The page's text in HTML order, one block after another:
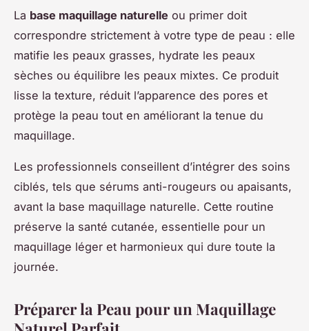
La base maquillage naturelle ou primer doit
correspondre strictement à votre type de peau : elle
matifie les peaux grasses, hydrate les peaux
sèches ou équilibre les peaux mixtes. Ce produit
lisse la texture, réduit l’apparence des pores et
protège la peau tout en améliorant la tenue du
maquillage.
Les professionnels conseillent d’intégrer des soins
ciblés, tels que sérums anti-rougeurs ou apaisants,
avant la base maquillage naturelle. Cette routine
préserve la santé cutanée, essentielle pour un
maquillage léger et harmonieux qui dure toute la
journée.
Préparer la Peau pour un Maquillage